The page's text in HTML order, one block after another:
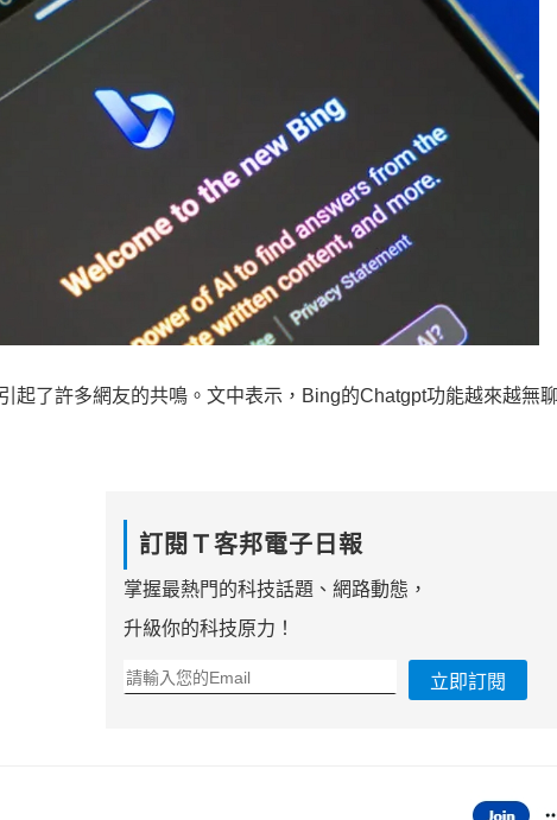
起了許多網友的共鳴。文中表示，Bing的Chatgpt功能越來越無
訂閱Ｔ客邦電子日報
掌握最熱門的科技話題、網路動態，
升級你的科技原力！
立即訂閱